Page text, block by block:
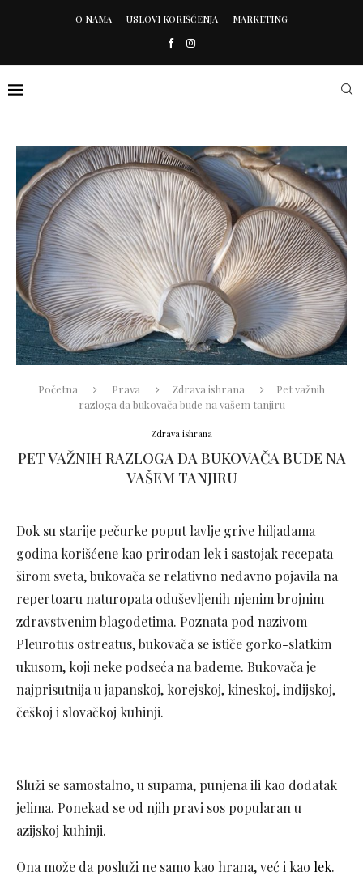
O NAMA USLOVI KORIŠĆENJA MARKETING
Početna Prava Zdrava ishrana
Pet važnih
razloga da bukovača bude na vašem tanjiru
Zdrava ishrana
PET VAŽNIH RAZLOGA DA BUKOVAČA BUDE NA
VAŠEM TANJIRU
Dok su starije pečurke poput lavlje grive hiljadama
godina korišćene kao prirodan lek i sastojak recepata
širom sveta, bukovača se relativno nedavno pojavila na
repertoaru naturopata oduševljenih njenim brojnim
zdravstvenim blagodetima. Poznata pod nazivom
Pleurotus ostreatus, bukovača se ističe gorko-slatkim
ukusom, koji neke podseća na bademe. Bukovača je
najprisutnija u japanskoj, korejskoj, kineskoj, indijskoj,
češkoj i slovačkoj kuhinji.
Služi se samostalno, u supama, punjena ili kao dodatak
jelima. Ponekad se od njih pravi sos popularan u
azijskoj kuhinji.
Ona može da posluži ne samo kao hrana, već i kao lek.